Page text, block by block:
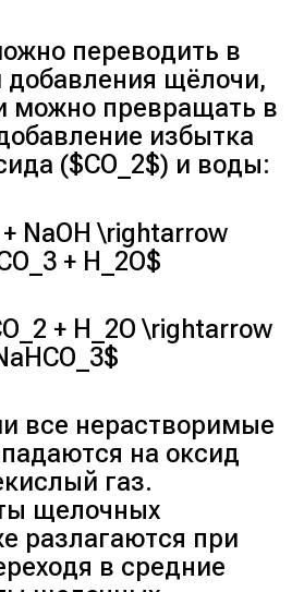
переводить в
добавления щёлочи,
можно превращать в
избытка
($CO_2$) и воды:
NaOH \rightarrow
+ H_2O$
+ H_2O \rightarrow
все нерастворимые
на оксид
газ.
щелочных
разлагаются при
в средние